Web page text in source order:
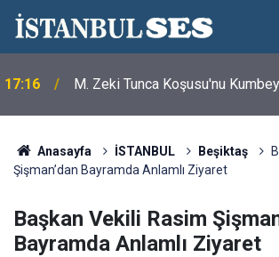
17:16 M. Zeki Tunca Koşusu'nu
Anasayfa İSTANBUL Beşiktaş
Şişman’dan Bayramda Anlamlı Ziyaret
Başkan Vekili Rasim
Bayramda Anlamlı Ziyaret